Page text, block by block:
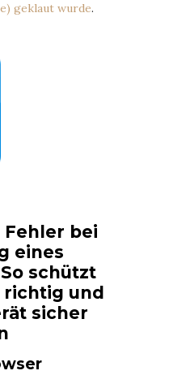
geklaut wurde.
Fehler bei
eines
schützt
richtig und
sicher